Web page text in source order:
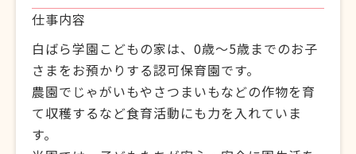
仕事内容
白ばら学園こどもの家は、0歳～5歳までのお子
さまをお預かりする認可保育園です。
農園でじゃがいもやさつまいもなどの作物を育
て収穫するなど食育活動にも力を入れていま
す。